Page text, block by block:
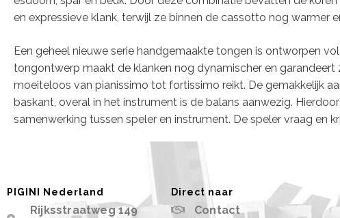
en expressieve klank, terwijl ze binnen de cassotto nog warmer
Een geheel nieuwe serie handgemaakte tongen is ontworpen
tongontwerp maakt de klanken nog dynamischer en garandeert
moeiteloos van pianissimo tot fortissimo reikt. De gemakkelijk
baskant, overal in het instrument is de balans aanwezig.
samenwerking tussen speler en instrument. De speler vraag en
PIGINI Nederland
Rijksstraatweg 149
Direct naar
Contact